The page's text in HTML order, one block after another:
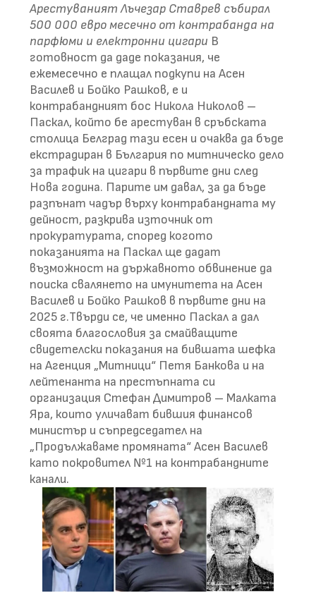
Арестуваният Лъчезар Ставрев събирал
500 000 евро месечно от контрабанда на
парфюми и електронни цигари В
готовност да даде показания, че
ежемесечно е плащал подкупи на Асен
Василев и Бойко Рашков, е и
контрабандният бос Никола Николов –
Паскал, който бе арестуван в сръбската
столица Белград тази есен и очаква да бъде
екстрадиран в България по митническо дело
за трафик на цигари в първите дни след
Нова година. Парите им давал, за да бъде
разпънат чадър върху контрабандната му
дейност, разкрива източник от
прокуратурата, според когото
показанията на Паскал ще дадат
възможност на държавното обвинение да
поиска свалянето на имунитета на Асен
Василев и Бойко Рашков в първите дни на
2025 г.Твърди се, че именно Паскал а дал
своята благословия за смайващите
свидетелски показания на бившата шефка
на Агенция „Митници“ Петя Банкова и на
лейтенанта на престъпната си
организация Стефан Димитров – Малката
Яра, които уличават бившия финансов
министър и съпредседател на
„Продължаваме промяната“ Асен Василев
като покровител №1 на контрабандните
канали.